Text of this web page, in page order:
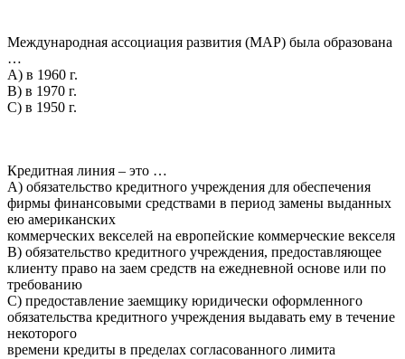
Международная ассоциация развития (МАР) была образована
…
A) в 1960 г.
B) в 1970 г.
C) в 1950 г.
Кредитная линия – это …
A) обязательство кредитного учреждения для обеспечения
фирмы финансовыми средствами в период замены выданных
ею американских
коммерческих векселей на европейские коммерческие векселя
B) обязательство кредитного учреждения, предоставляющее
клиенту право на заем средств на ежедневной основе или по
требованию
C) предоставление заемщику юридически оформленного
обязательства кредитного учреждения выдавать ему в течение
некоторого
времени кредиты в пределах согласованного лимита